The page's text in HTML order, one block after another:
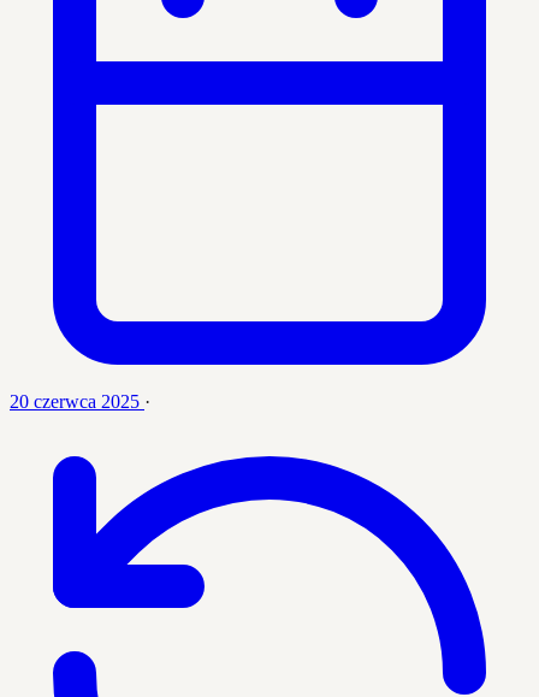
20 czerwca 2025 ·